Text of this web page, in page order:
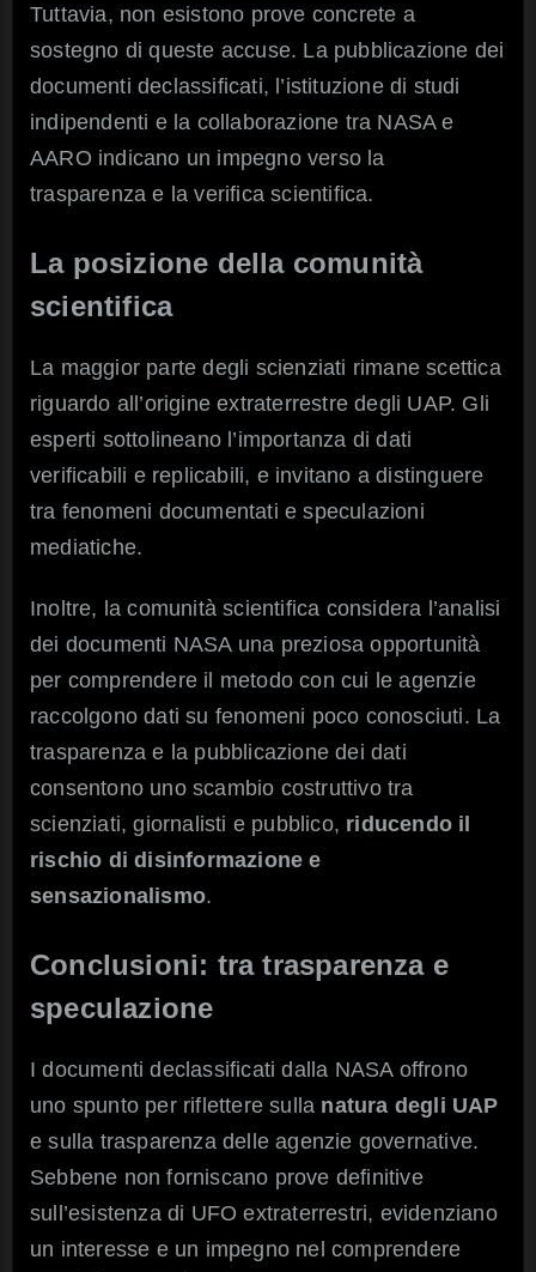
Tuttavia, non esistono prove concrete a
sostegno di queste accuse. La pubblicazione dei
documenti declassificati, l’istituzione di studi
indipendenti e la collaborazione tra NASA e
AARO indicano un impegno verso la
trasparenza e la verifica scientifica.
La posizione della comunità
scientifica
La maggior parte degli scienziati rimane scettica
riguardo all’origine extraterrestre degli UAP. Gli
esperti sottolineano l’importanza di dati
verificabili e replicabili, e invitano a distinguere
tra fenomeni documentati e speculazioni
mediatiche.
Inoltre, la comunità scientifica considera l’analisi
dei documenti NASA una preziosa opportunità
per comprendere il metodo con cui le agenzie
raccolgono dati su fenomeni poco conosciuti. La
trasparenza e la pubblicazione dei dati
consentono uno scambio costruttivo tra
scienziati, giornalisti e pubblico, riducendo il
rischio di disinformazione e
sensazionalismo.
Conclusioni: tra trasparenza e
speculazione
I documenti declassificati dalla NASA offrono
uno spunto per riflettere sulla natura degli UAP
e sulla trasparenza delle agenzie governative.
Sebbene non forniscano prove definitive
sull’esistenza di UFO extraterrestri, evidenziano
un interesse e un impegno nel comprendere